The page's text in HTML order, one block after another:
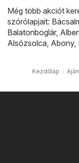
Még több akciót
szórólapjait:
Balatonboglár,
Alsózsolca, Abony,
Kezdőlap